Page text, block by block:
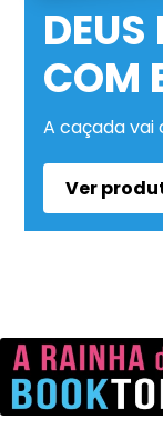
COM
A caçada vai
Ver